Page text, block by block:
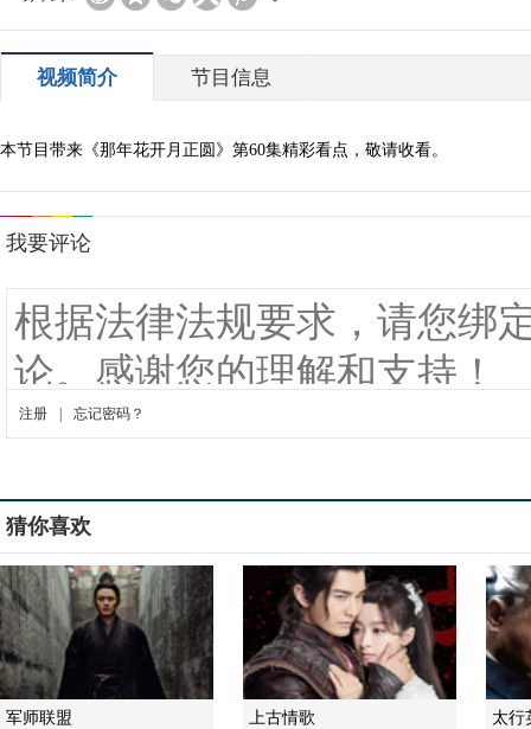
视频简介 节目信息
本节目带来《那年花开月正圆》第60集精彩看点，敬请收看。
猜你喜欢
军师联盟 上古情歌 太行